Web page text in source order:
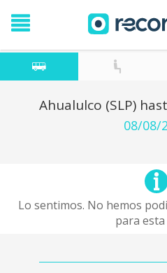
Ahualulco (SLP)
08/08/
Lo sentimos. No hemos
para esta